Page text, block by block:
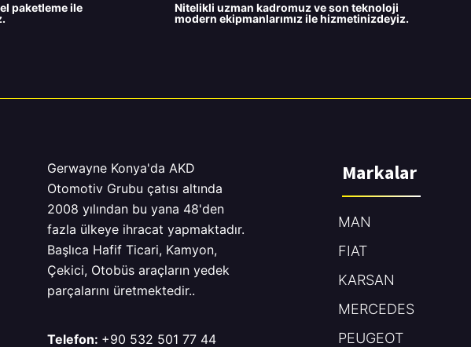
paketleme ile
Nitelikli uzman kadromuz ve son teknoloji
modern ekipmanlarımız ile hizmetinizdeyiz.
Gerwayne Konya'da AKD
Otomotiv Grubu çatısı altında
2008 yılından bu yana 48'den
fazla ülkeye ihracat yapmaktadır.
Başlıca Hafif Ticari, Kamyon,
Çekici, Otobüs araçların yedek
parçalarını üretmektedir..
Telefon: +90 532 501 77 44
Markalar
MAN
FIAT
KARSAN
MERCEDES
PEUGEOT